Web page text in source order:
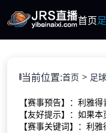
首页
当前位置:首页 足球
【赛事预告】：利雅
【友好提示】：如果
【赛事关键词】：利